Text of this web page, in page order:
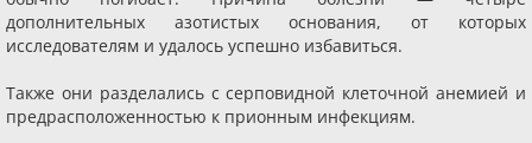
дополнительных азотистых основания, от которых
исследователям и удалось успешно избавиться.
Также они разделались с серповидной клеточной анемией и
предрасположенностью к прионным инфекциям.